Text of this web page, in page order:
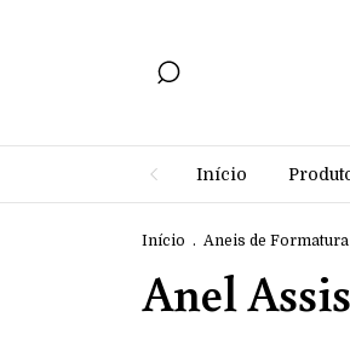
Início
Início . Aneis de Formatura
Anel